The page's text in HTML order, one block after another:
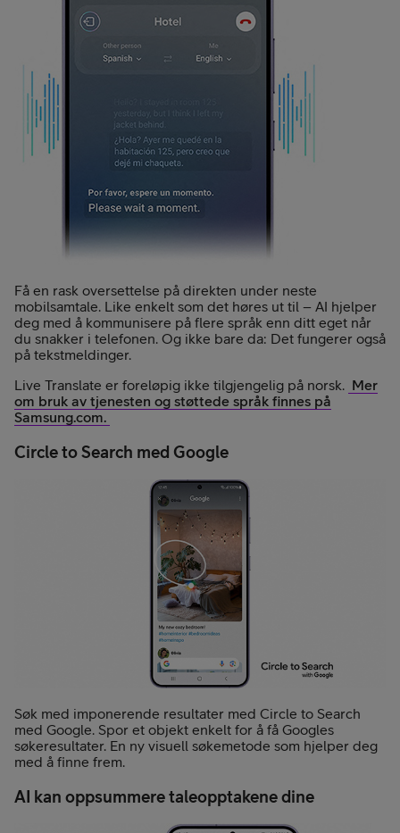
Få en rask oversettelse på direkten under neste
mobilsamtale. Like enkelt som det høres ut til – AI hjelper
deg med å kommunisere på flere språk enn ditt eget når
du snakker i telefonen. Og ikke bare da: Det fungerer også
på tekstmeldinger.
Live Translate er foreløpig ikke tilgjengelig på norsk. Mer
om bruk av tjenesten og støttede språk finnes på
Samsung.com.
Circle to Search med Google
Søk med imponerende resultater med Circle to Search
med Google. Spor et objekt enkelt for å få Googles
søkeresultater. En ny visuell søkemetode som hjelper deg
med å finne frem.
AI kan oppsummere taleopptakene dine